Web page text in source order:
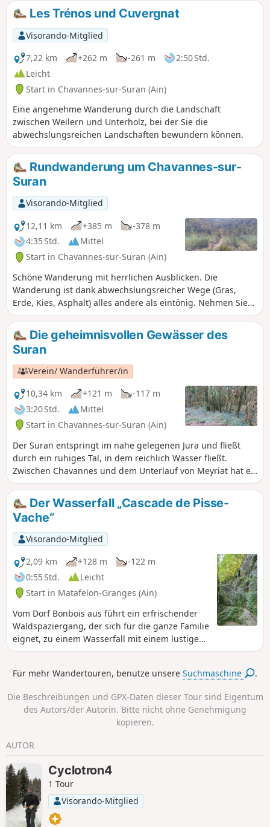
Les Trénos und Cuvergnat
Visorando-Mitglied
7,22 km
+262 m -261 m
2:50 Std.
Leicht
Start in Chavannes-sur-Suran (Ain)
Eine angenehme Wanderung durch die Landschaft
zwischen Weilern und Unterholz, bei der Sie die
abwechslungsreichen Landschaften bewundern können.
Rundwanderung um Chavannes-sur-
Suran
Visorando-Mitglied
12,11 km
+385 m
-378 m
4:35 Std.
Mittel
Start in Chavannes-sur-Suran (Ain)
Schöne Wanderung mit herrlichen Ausblicken. Die
Wanderung ist dank abwechslungsreicher Wege (Gras,
Erde, Kies, Asphalt) alles andere als eintönig. Nehmen Sie
sich Zeit, die Landschaft und die verschiedenen Weiler zu
bewundern.
Die geheimnisvollen Gewässer des
Suran
Verein/ Wanderführer/in
10,34 km
+121 m
-117 m
3:20 Std.
Mittel
Start in Chavannes-sur-Suran (Ain)
Der Suran entspringt im nahe gelegenen Jura und fließt
durch ein ruhiges Tal, in dem reichlich Wasser fließt.
Zwischen Chavannes und dem Unterlauf von Meyriat hat er
einen sehr aktiven unterirdischen Lauf. Der Suran kann
einen Großteil des Jahres über verschwinden. Diese Tour,
die einen Großteil dieses Flusslaufs entlangführt, verläuft
im ersten Teil auf wenig begehenen asphaltierten Straßen
und im zweiten Teil, ab dem Weiler Corcelles, auf
unbefestigten Wegen oder im Unterholz. Die Tour ist gelb
markiert.
Der Wasserfall „Cascade de Pisse-
Vache“
Visorando-Mitglied
2,09 km
+128 m
-122 m
0:55 Std.
Leicht
Start in Matafelon-Granges (Ain)
Vom Dorf Bonbois aus führt ein erfrischender
Waldspaziergang, der sich für die ganze Familie
eignet, zu einem Wasserfall mit einem lustigen
Namen. Obwohl … eigentlich passt der Name
direkt darunter hindurch. Das sorgt bei Groß
Für mehr Wandertouren, benutze unsereSuchmaschine .
Die Beschreibungen und GPX-Daten dieser Tour sind Eigentum
des Autors/der Autorin. Bitte nicht ohne Genehmigung
kopieren.
AUTOR
Cyclotron4
1 Tour
Visorando-Mitglied